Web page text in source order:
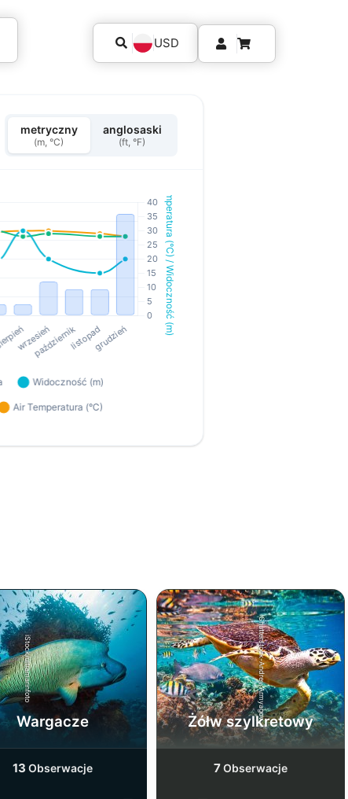
USD
metryczny
(m, °C)
anglosaski
(ft, °F)
iStock/ultramarinfoto
Wargacze
13 Obserwacje
Shutterstock-Andrey Armyagov
Żółw szylkretowy
7Obserwacje